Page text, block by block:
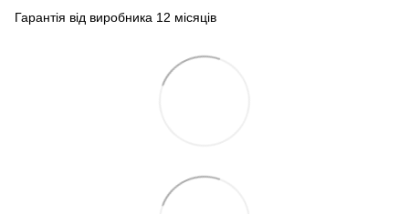
Гарантія від виробника 12 місяців